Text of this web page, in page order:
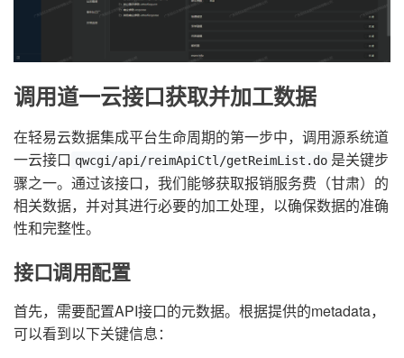
调用道一云接口获取并加工数据
在轻易云数据集成平台生命周期的第一步中，调用源系统道
一云接口 qwcgi/api/reimApiCtl/getReimList.do 是关键步
骤之一。通过该接口，我们能够获取报销服务费（甘肃）的
相关数据，并对其进行必要的加工处理，以确保数据的准确
性和完整性。
接口调用配置
首先，需要配置API接口的元数据。根据提供的metadata，
可以看到以下关键信息：